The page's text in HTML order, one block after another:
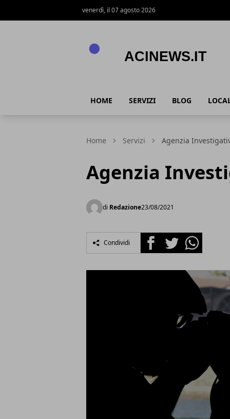
venerdì, il 07 agosto 2026
HOME SERVIZI BLOG
Home Servizi Agenzia
Agenzia
di Redazione23/08/2021
Condividi FacebookTwitterWhatsapp